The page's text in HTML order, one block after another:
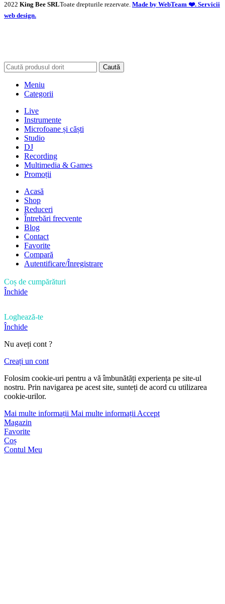
2022 King Bee SRLToate drepturile rezervate. Made by WebTeam ❤️. Servicii
web design.
Caută
Meniu
Categorii
Live
Instrumente
Microfoane și căști
Studio
DJ
Recording
Multimedia & Games
Promoții
Acasă
Shop
Reduceri
Întrebări frecvente
Blog
Contact
Favorite
Compară
Autentificare/Înregistrare
Coș de cumpărături
Închide
Loghează-te
Închide
Nu aveți cont ?
Creați un cont
Folosim cookie-uri pentru a vă îmbunătăți experiența pe site-ul
nostru. Prin navigarea pe acest site, sunteți de acord cu utilizarea
cookie-urilor.
Mai multe informații Mai multe informațiiAccept
Magazin
Favorite
Coș
Contul Meu